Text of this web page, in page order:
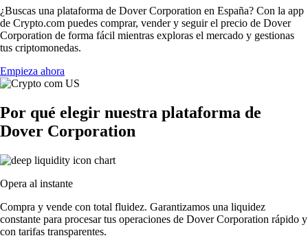
¿Buscas una plataforma de Dover Corporation en España? Con la app
de Crypto.com puedes comprar, vender y seguir el precio de Dover
Corporation de forma fácil mientras exploras el mercado y gestionas
tus criptomonedas.
Empieza ahora
Por qué elegir nuestra plataforma de
Dover Corporation
Opera al instante
Compra y vende con total fluidez. Garantizamos una liquidez
constante para procesar tus operaciones de Dover Corporation rápido y
con tarifas transparentes.